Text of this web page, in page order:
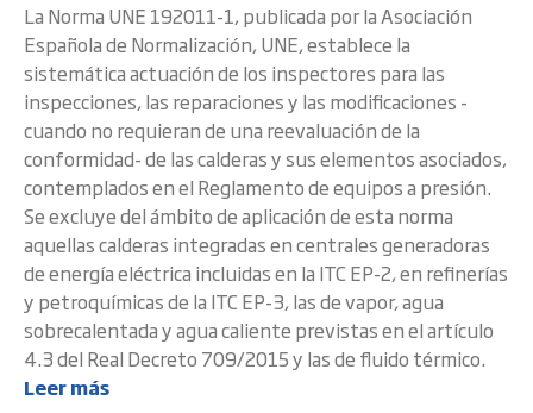
La Norma UNE 192011-1, publicada por la Asociación
Española de Normalización, UNE, establece la
sistemática actuación de los inspectores para las
inspecciones, las reparaciones y las modificaciones -
cuando no requieran de una reevaluación de la
conformidad- de las calderas y sus elementos asociados,
contemplados en el Reglamento de equipos a presión.
Se excluye del ámbito de aplicación de esta norma
aquellas calderas integradas en centrales generadoras
de energía eléctrica incluidas en la ITC EP-2, en refinerías
y petroquímicas de la ITC EP-3, las de vapor, agua
sobrecalentada y agua caliente previstas en el artículo
4.3 del Real Decreto 709/2015 y las de fluido térmico.
Leer más